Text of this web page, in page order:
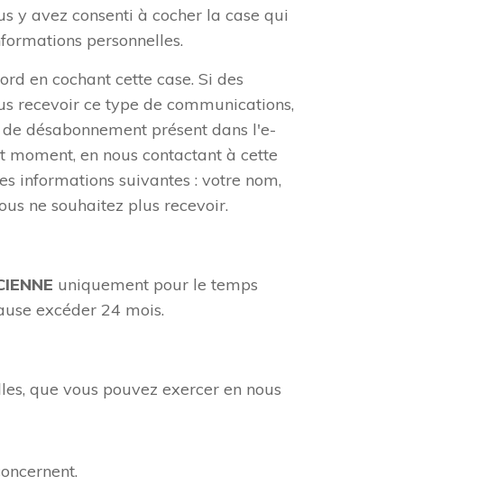
y avez consenti à cocher la case qui
personnelles.
en cochant cette case. Si des
recevoir ce type de communications,
désabonnement présent dans l'e-
en nous contactant à cette
informations suivantes : votre nom,
ne souhaitez plus recevoir.
uniquement pour le temps
excéder 24 mois.
que vous pouvez exercer en nous